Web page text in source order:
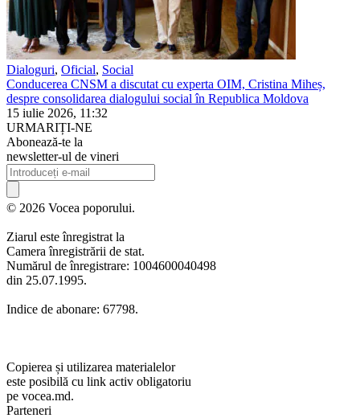
Dialoguri, Oficial, Social
Conducerea CNSM a discutat cu experta OIM, Cristina Miheș,
despre consolidarea dialogului social în Republica Moldova
15 iulie 2026, 11:32
URMARIȚI-NE
Abonează-te la
newsletter-ul de vineri
© 2026 Vocea poporului.
Ziarul este înregistrat la
Camera înregistrării de stat.
Numărul de înregistrare: 1004600040498
din 25.07.1995.
Indice de abonare: 67798.
Copierea și utilizarea materialelor
este posibilă cu link activ obligatoriu
pe vocea.md.
Parteneri